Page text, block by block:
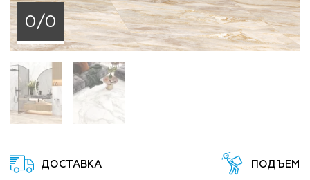
0/0
ДОСТАВКА ПОДЪЕМ